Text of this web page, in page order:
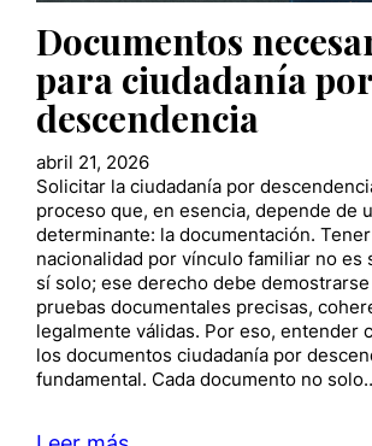
Documentos
para ciudadanía por
descendencia
abril 21, 2026
Solicitar la ciudadanía por
proceso que, en esencia, depende de
determinante: la documentación.
nacionalidad por vínculo familiar no es
sí solo; ese derecho debe
pruebas documentales precisas,
legalmente válidas. Por eso, entender
los documentos ciudadanía por
fundamental. Cada documento no